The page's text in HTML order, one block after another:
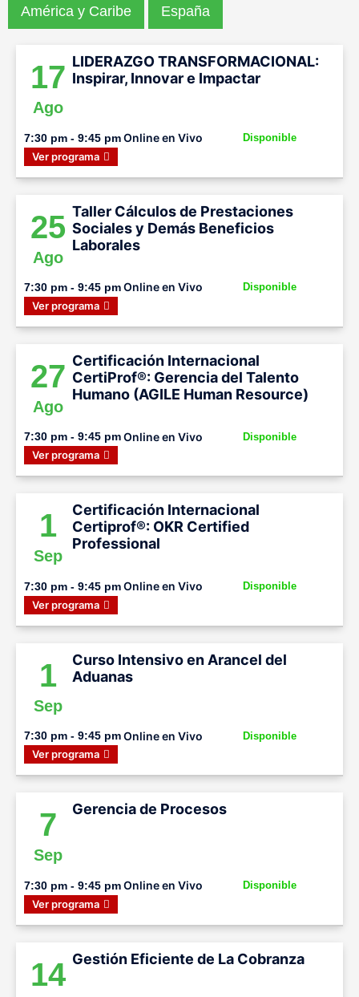
América y Caribe España
17
Ago
LIDERAZGO TRANSFORMACIONAL:
Inspirar, Innovar e Impactar
7:30 pm - 9:45 pmOnline en Vivo Disponible
Ver programa
25
Ago
Taller Cálculos de Prestaciones
Sociales y Demás Beneficios
Laborales
7:30 pm - 9:45 pmOnline en Vivo Disponible
Ver programa
27
Ago
Certificación Internacional
CertiProf®: Gerencia del Talento
Humano (AGILE Human Resource)
7:30 pm - 9:45 pmOnline en Vivo Disponible
Ver programa
1
Sep
Certificación Internacional
Certiprof®: OKR Certified
Professional
7:30 pm - 9:45 pmOnline en Vivo Disponible
Ver programa
1
Sep
Curso Intensivo en Arancel del
Aduanas
7:30 pm - 9:45 pmOnline en Vivo Disponible
Ver programa
7
Sep
Gerencia de Procesos
7:30 pm - 9:45 pmOnline en Vivo Disponible
Ver programa
14 Gestión Eficiente de La Cobranza